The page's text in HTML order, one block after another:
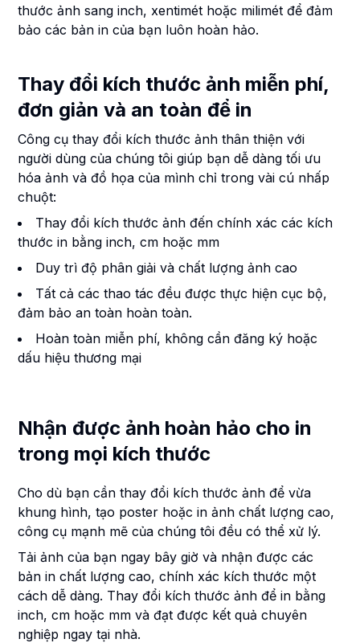
thước ảnh sang inch, xentimét hoặc milimét để đảm
bảo các bản in của bạn luôn hoàn hảo.
Thay đổi kích thước ảnh miễn phí,
đơn giản và an toàn để in
Công cụ thay đổi kích thước ảnh thân thiện với
người dùng của chúng tôi giúp bạn dễ dàng tối ưu
hóa ảnh và đồ họa của mình chỉ trong vài cú nhấp
chuột:
Thay đổi kích thước ảnh đến chính xác các kích
thước in bằng inch, cm hoặc mm
Duy trì độ phân giải và chất lượng ảnh cao
Tất cả các thao tác đều được thực hiện cục bộ,
đảm bảo an toàn hoàn toàn.
Hoàn toàn miễn phí, không cần đăng ký hoặc
dấu hiệu thương mại
Nhận được ảnh hoàn hảo cho in
trong mọi kích thước
Cho dù bạn cần thay đổi kích thước ảnh để vừa
khung hình, tạo poster hoặc in ảnh chất lượng cao,
công cụ mạnh mẽ của chúng tôi đều có thể xử lý.
Tải ảnh của bạn ngay bây giờ và nhận được các
bản in chất lượng cao, chính xác kích thước một
cách dễ dàng. Thay đổi kích thước ảnh để in bằng
inch, cm hoặc mm và đạt được kết quả chuyên
nghiệp ngay tại nhà.